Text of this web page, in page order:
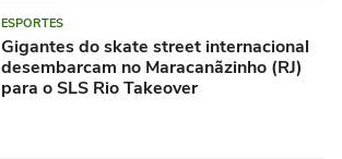
ESPORTES
Gigantes do skate street internacional
desembarcam no Maracanãzinho (RJ)
para o SLS Rio Takeover